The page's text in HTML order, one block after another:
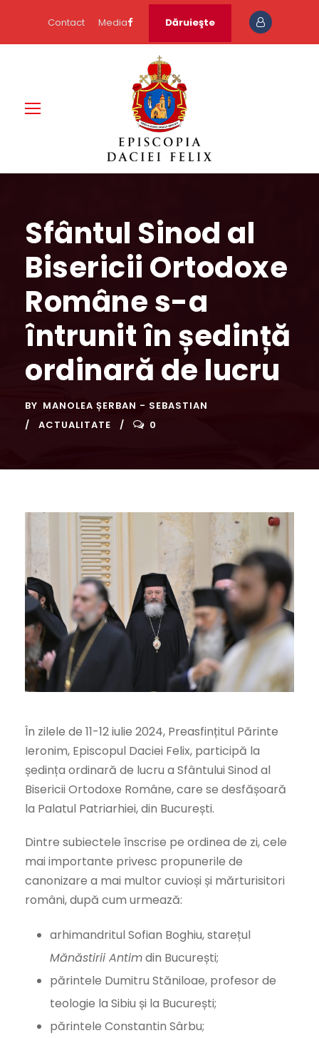
Contact Media Dăruieşte
Sfântul Sinod al
Bisericii Ortodoxe
Române s-a
întrunit în ședință
ordinară de lucru
BY MANOLEA ȘERBAN - SEBASTIAN
ACTUALITATE
0
În zilele de 11-12 iulie 2024, Preasfințitul Părinte
Ieronim, Episcopul Daciei Felix, participă la
ședința ordinară de lucru a Sfântului Sinod al
Bisericii Ortodoxe Române, care se desfășoară
la Palatul Patriarhiei, din București.
Dintre subiectele înscrise pe ordinea de zi, cele
mai importante privesc propunerile de
canonizare a mai multor cuvioși și mărturisitori
români, după cum urmează:
arhimandritul Sofian Boghiu, starețul
Mănăstirii Antimdin București;
părintele Dumitru Stăniloae, profesor de
teologie la Sibiu și la București;
părintele Constantin Sârbu;